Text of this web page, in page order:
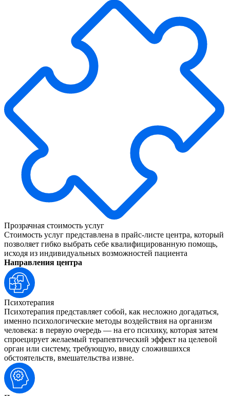
Прозрачная стоимость услуг
Стоимость услуг представлена в прайс-листе центра, который
позволяет гибко выбрать себе квалифицированную помощь,
исходя из индивидуальных возможностей пациента
Направления центра
Психотерапия
Психотерапия представляет собой, как несложно догадаться,
именно психологические методы воздействия на организм
человека: в первую очередь — на его психику, которая затем
спроецирует желаемый терапевтический эффект на целевой
орган или систему, требующую, ввиду сложившихся
обстоятельств, вмешательства извне.